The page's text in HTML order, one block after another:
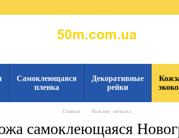
Самоклеющаяся
пленка
Декоративные
рейки
Главная Кожзам, экокожа
самоклеющаяся